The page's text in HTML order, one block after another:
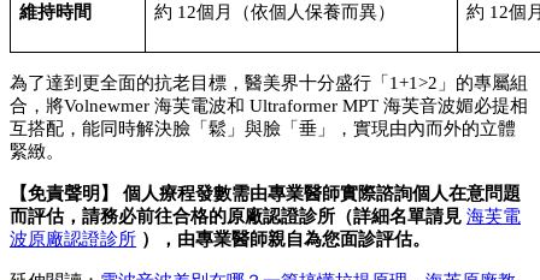
維持時間 約 12個月（依個人保養而異） 約 12個
為了達到更全面的抗老目標，醫美界十分盛行「1+1>2」的專屬組
合，將Volnewmer 海芙電波和 Ultraformer MPT 海芙音波媚必提相
互搭配，能同時解決臉「鬆」與臉「垂」，實現由內而外的立體
緊緻。
【免責聲明】 個人療程發數需由專業醫師實際諮詢個人在意問題
而評估，請務必前往合格的原廠認證診所（詳細名單請見 海芙電
波原廠認證診所 ），由專業醫師親自為您面診評估。